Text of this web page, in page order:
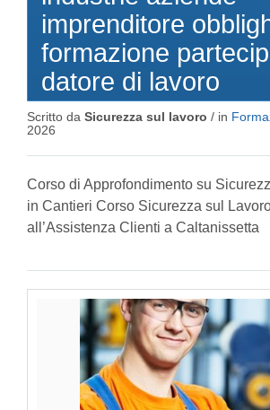
imprenditore
formazione
datore di lavoro
Scritto da Sicurezza sul lavoro / in
2026
Corso di Approfondimento su
in Cantieri Corso Sicurezza sul
all’Assistenza Clienti a Caltanissetta